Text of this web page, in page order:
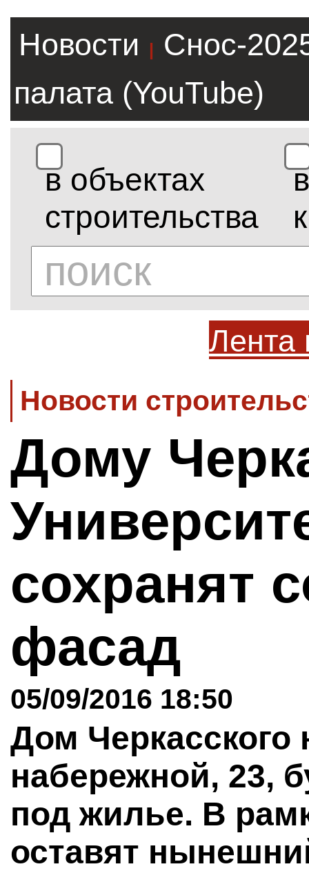
Новости |
Снос-
палата (YouTube)
в объектах
строительства
в
Лента
Новости
Дому
сохранят
фасад
05/09/2016 18:50
Дом Черкасского
набережной, 23,
под жилье. В
оставят